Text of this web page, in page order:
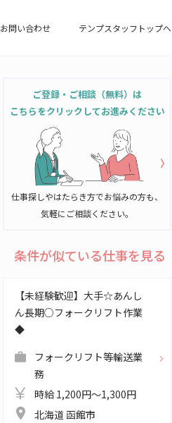
お問い合わせ テンプスタッフトップへ
ご登録・ご相談（無料）は
こちらをクリックしてお進みください
仕事探しやはたらき方でお悩みの方も、
気軽にご相談ください。
条件が似ている仕事を見る
【未経験歓迎】大手☆あんし
ん長期○フォークリフト作業
◆
フォークリフト等輸送業
務
時給 1,200円～1,300円
北海道 函館市